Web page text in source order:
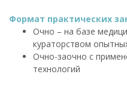
Формат практических
Очно – на базе
кураторством
Очно-заочно с
технологий